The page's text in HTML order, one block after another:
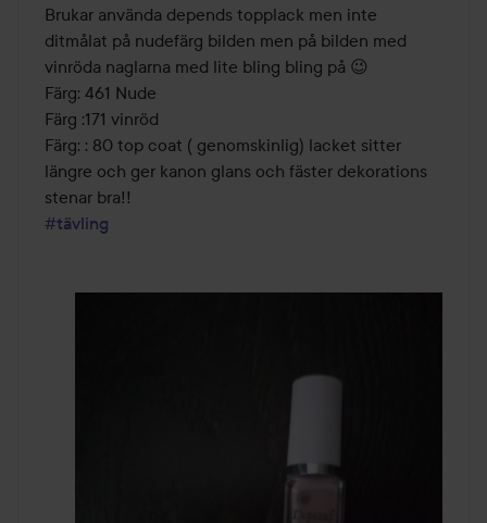
Brukar använda depends topplack men inte
ditmålat på nudefärg bilden men på bilden med
vinröda naglarna med lite bling bling på 😉
Färg: 461 Nude
Färg :171 vinröd
Färg: : 80 top coat ( genomskinlig) lacket sitter
längre och ger kanon glans och fäster dekorations
#tävling